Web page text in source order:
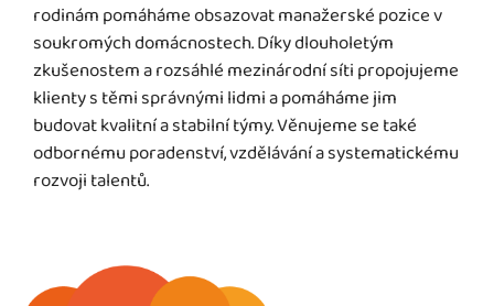
rodinám pomáháme obsazovat manažerské pozice v
soukromých domácnostech. Díky dlouholetým
zkušenostem a rozsáhlé mezinárodní síti propojujeme
klienty s těmi správnými lidmi a pomáháme jim
budovat kvalitní a stabilní týmy. Věnujeme se také
odbornému poradenství, vzdělávání a systematickému
rozvoji talentů.